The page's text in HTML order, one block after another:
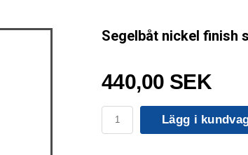
Segelbåt nickel finish
440,00 SEK
Lägg i